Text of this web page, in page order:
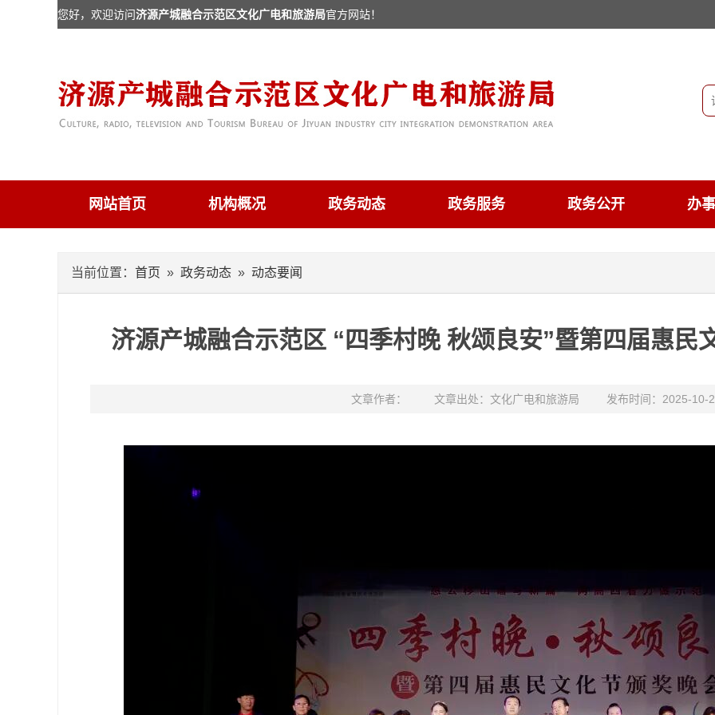
您好，欢迎访问济源产城融合示范区文化广电和旅游局官方网站！
网站首页 机构概况 政务动态 政务服务 政务公开 办
当前位置： 首页 » 政务动态 » 动态要闻
济源产城融合示范区 “四季村晚 秋颂良安”暨第四届惠民
文章作者： 文章出处：文化广电和旅游局 发布时间：2025-10-